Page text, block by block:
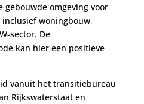
gebouwde omgeving voor
woningbouw,
sector. De
kan hier een positieve
vanuit het transitiebureau
Rijkswaterstaat en